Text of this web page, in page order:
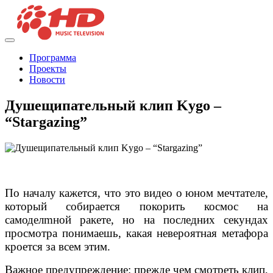
Программа
Проекты
Новости
Душещипательный клип Kygo –
“Stargazing”
По началу кажется, что это видео о юном мечтателе,
который собирается покорить космос на
самоделmной ракете, но на последних секундах
просмотра понимаешь, какая невероятная метафора
кроется за всем этим.
Важное предупреждение: прежде чем смотреть клип,